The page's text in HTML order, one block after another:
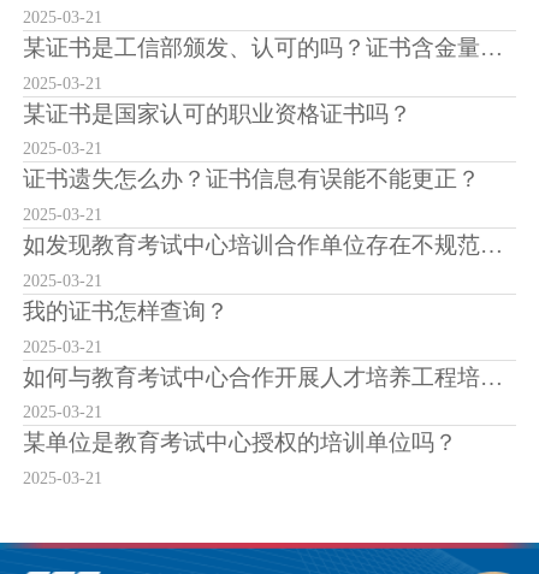
2025-03-21
某证书是工信部颁发、认可的吗？证书含金量怎么样？
2025-03-21
某证书是国家认可的职业资格证书吗？
2025-03-21
证书遗失怎么办？证书信息有误能不能更正？
2025-03-21
如发现教育考试中心培训合作单位存在不规范培训、考试行为或虚假宣传情况，该如何反映...
2025-03-21
我的证书怎样查询？
2025-03-21
如何与教育考试中心合作开展人才培养工程培训？
2025-03-21
某单位是教育考试中心授权的培训单位吗？
2025-03-21